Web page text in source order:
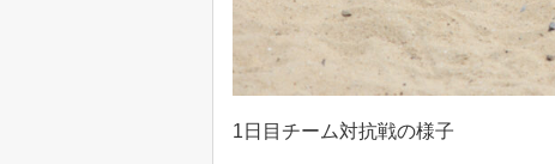
1日目チーム対抗戦の様子